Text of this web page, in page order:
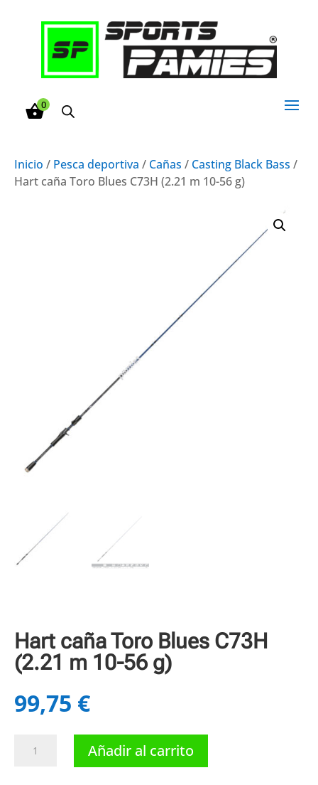
0
Inicio / Pesca deportiva / Cañas / Casting Black Bass /
Hart caña Toro Blues C73H (2.21 m 10-56 g)
Hart caña Toro Blues C73H
(2.21 m 10-56 g)
99,75 €
caña
Añadir al carrito